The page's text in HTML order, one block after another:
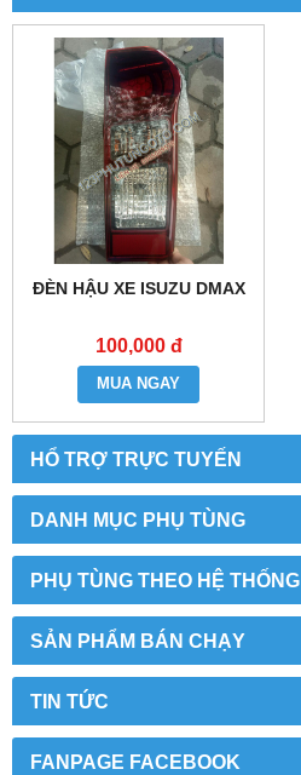
HỔ TRỢ TRỰC TUYẾN
DANH MỤC PHỤ TÙNG
PHỤ TÙNG THEO HỆ THỐNG
SẢN PHẨM BÁN CHẠY
TIN TỨC
FANPAGE FACEBOOK
ĐÈN HẬU XE ISUZU DMAX
100,000 đ
MUA NGAY